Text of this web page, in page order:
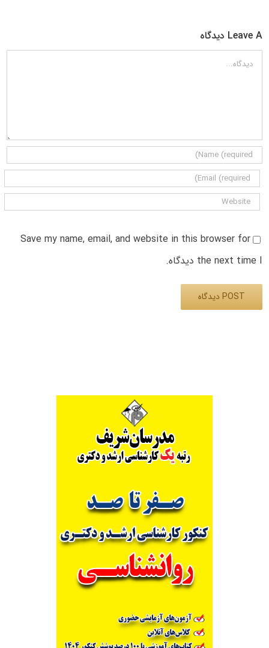
Leave A دیدگاه
دیدگاه
Save my name, email, and website in this browser for
the next time I دیدگاه.